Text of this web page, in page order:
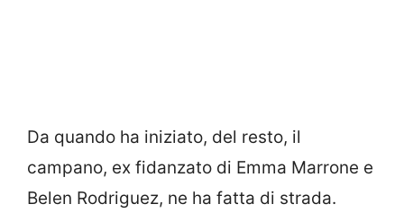
Da quando ha iniziato, del resto, il
campano, ex fidanzato di Emma Marrone e
Belen Rodriguez, ne ha fatta di strada.